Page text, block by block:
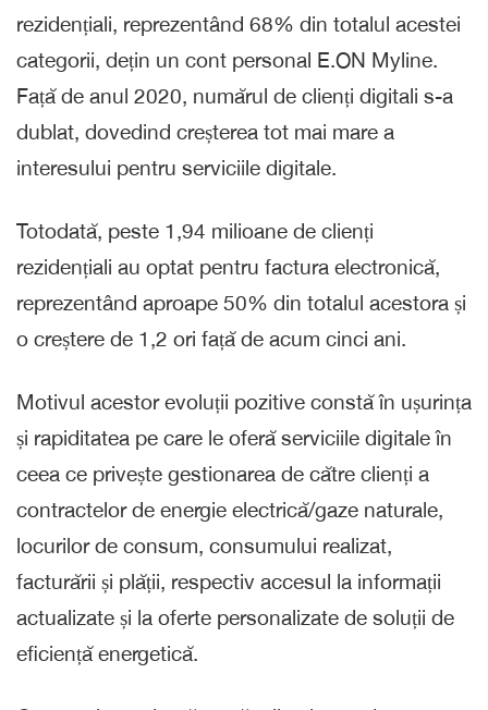
rezidențiali, reprezentând 68% din totalul acestei
categorii, dețin un cont personal E.ON Myline.
Față de anul 2020, numărul de clienți digitali s-a
dublat, dovedind creșterea tot mai mare a
interesului pentru serviciile digitale.
Totodată, peste 1,94 milioane de clienți
rezidențiali au optat pentru factura electronică,
reprezentând aproape 50% din totalul acestora și
o creștere de 1,2 ori față de acum cinci ani.
Motivul acestor evoluții pozitive constă în ușurința
și rapiditatea pe care le oferă serviciile digitale în
ceea ce privește gestionarea de către clienți a
contractelor de energie electrică/gaze naturale,
locurilor de consum, consumului realizat,
facturării și plății, respectiv accesul la informații
actualizate și la oferte personalizate de soluții de
eficiență energetică.